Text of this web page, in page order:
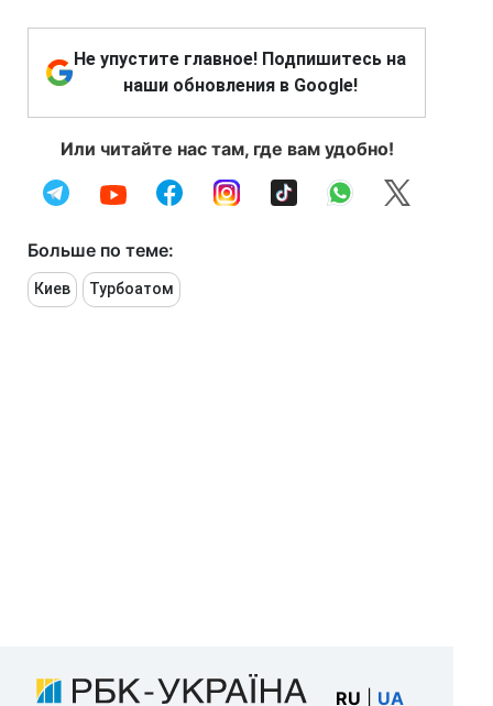
Не упустите главное! Подпишитесь на
наши обновления в Google!
Или читайте нас там, где вам удобно!
Больше по теме:
Киев Турбоатом
RU UA